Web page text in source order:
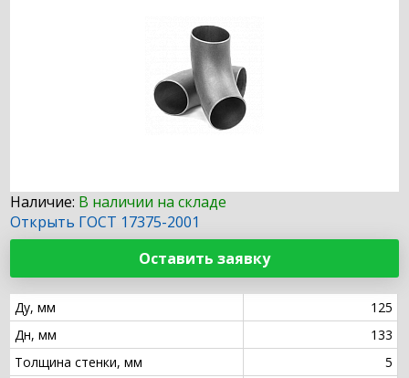
Наличие: В наличии на складе
Открыть ГОСТ 17375-2001
Оставить заявку
Ду, мм
125
Дн, мм
133
Толщина стенки, мм
5